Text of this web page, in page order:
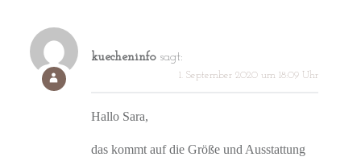
kuecheninfo sagt:
1. September 2020 um 18:09 Uhr
Hallo Sara,
das kommt auf die Größe und Ausstattung